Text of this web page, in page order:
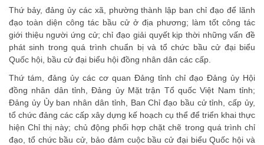
Thứ bảy, đảng ủy các xã, phường thành lập ban chỉ đạo để lãnh
đạo toàn diện công tác bầu cử ở địa phương; làm tốt công tác
giới thiệu người ứng cử; chỉ đạo giải quyết kịp thời những vấn đề
phát sinh trong quá trình chuẩn bị và tổ chức bầu cử đại biểu
Quốc hội, bầu cử đại biểu hội đồng nhân dân các cấp.
Thứ tám, đảng ủy các cơ quan Đảng tỉnh chỉ đạo Đảng ủy Hội
đồng nhân dân tỉnh, Đảng ủy Mặt trận Tổ quốc Việt Nam tỉnh;
Đảng ủy Ủy ban nhân dân tỉnh, Ban Chỉ đạo bầu cử tỉnh, cấp ủy,
tổ chức đảng các cấp xây dựng kế hoạch cụ thể để triển khai thực
hiện Chỉ thị này; chủ động phối hợp chặt chẽ trong quá trình chỉ
đạo, tổ chức bầu cử, bảo đảm cuộc bầu cử đại biểu Quốc hội và